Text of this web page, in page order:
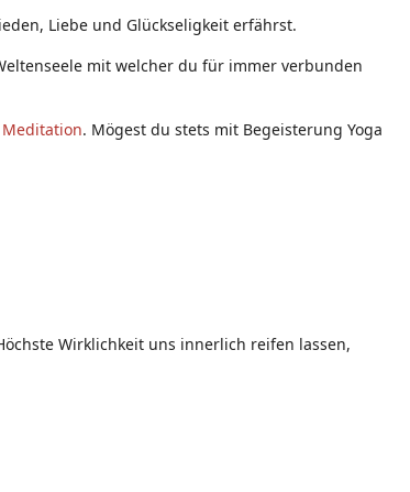
Liebe und Glückseligkeit erfährst.
mit welcher du für immer verbunden
Meditation. Mögest du stets mit Begeisterung Yoga
Wirklichkeit uns innerlich reifen lassen,